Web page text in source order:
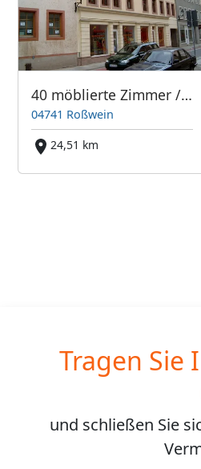
40 möblierte Zimmer / App. und Wohnungen
04741 Roßwein
24,51 km
Tragen Sie
und schließen Sie